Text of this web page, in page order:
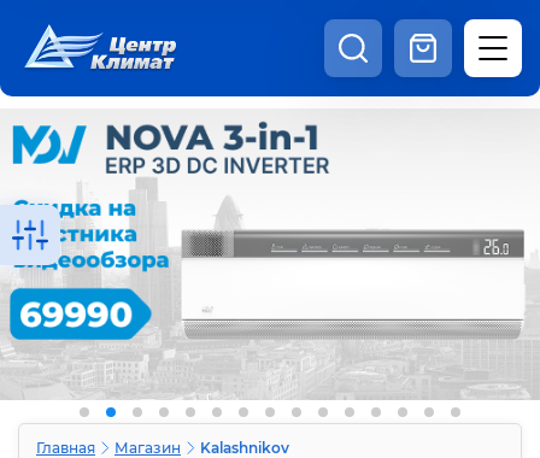
Каталог
Статьи
Наши работы Отзывы
Доставка и оплата Оферта
Контакты
8:00 - 20:00 Шоурум
Главная Магазин Kalashnikov